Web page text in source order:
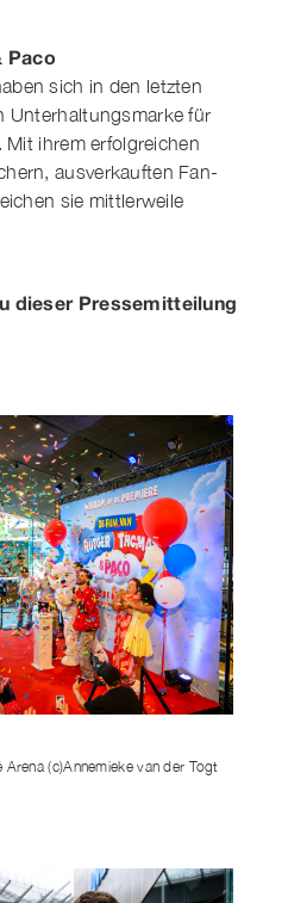
Paco
sich in den letzten
Unterhaltungsmarke für
ihrem erfolgreichen
ausverkauften Fan-
sie mittlerweile
dieser Pressemitteilung
(c)Annemieke van der Togt